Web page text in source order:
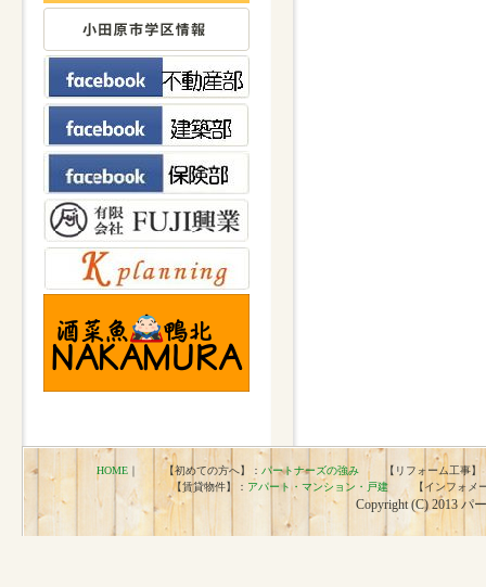
HOME｜ 【初めての方へ】： パートナーズの強み【リフォーム工事】
【賃貸物件】： アパート・マンション・戸建【インフォメー
Copyright (C) 2013 パ